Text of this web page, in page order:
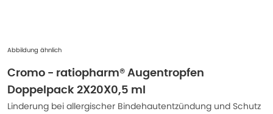
Abbildung ähnlich
Cromo - ratiopharm® Augentropfen
Doppelpack 2X20X0,5 ml
Linderung bei allergischer Bindehautentzündung und Schutz